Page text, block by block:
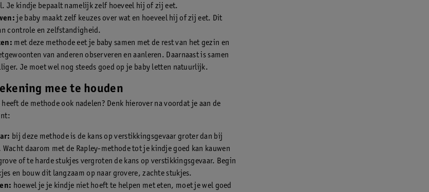
Je kindje bepaalt namelijk zelf hoeveel hij of zij eet.
je baby maakt zelf keuzes over wat en hoeveel hij of zij eet. Dit
controle en zelfstandigheid.
met deze methode eet je baby samen met de rest van het gezin en
van anderen observeren en aanleren. Daarnaast is samen
Je moet wel nog steeds goed op je baby letten natuurlijk.
mee te houden
de methode ook nadelen? Denk hierover na voordat je aan de
bij deze methode is de kans op verstikkingsgevaar groter dan bij
Wacht daarom met de Rapley-methode tot je kindje goed kan kauwen
of te harde stukjes vergroten de kans op verstikkingsgevaar. Begin
en bouw dit langzaam op naar grovere, zachte stukjes.
hoewel je je kindje niet hoeft te helpen met eten, moet je wel goed